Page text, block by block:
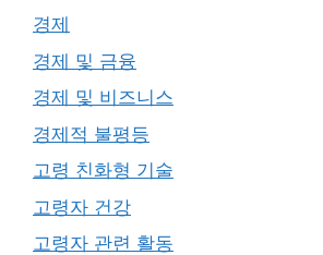
경제
경제 및 금융
경제 및 비즈니스
경제적 불평등
고령 친화형 기술
고령자 건강
고령자 관련 활동